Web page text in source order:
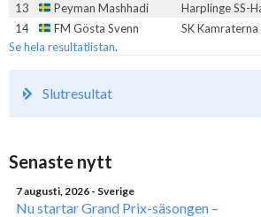
13
Peyman Mashhadi Harplinge SS-
14
FM Gösta Svenn SK Kamraterna
Se hela resultatlistan.
Slutresultat
Senaste nytt
7 augusti, 2026 - Sverige
Nu startar Grand Prix-säsongen –